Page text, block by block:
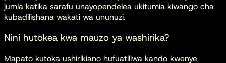
jumla katika sarafu unayopendelea ukitumia kiwango cha
kubadilishana wakati wa ununuzi.
Nini hutokea kwa mauzo ya washirika?
Mapato kutoka ushirikiano hufuatiliwa kando kwenye